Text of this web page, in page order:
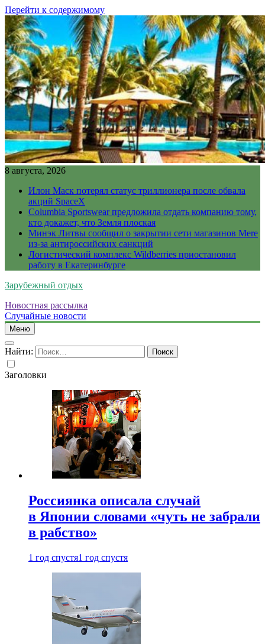
Перейти к содержимому
8 августа, 2026
Илон Маск потерял статус триллионера после обвала
акций SpaceX
Columbia Sportswear предложила отдать компанию тому,
кто докажет, что Земля плоская
Минэк Литвы сообщил о закрытии сети магазинов Mere
из-за антироссийских санкций
Логистический комплекс Wildberries приостановил
работу в Екатеринбурге
Зарубежный отдых
Новостная рассылка
Случайные новости
Меню
Найти:
Заголовки
Россиянка описала случай
в Японии словами «чуть не забрали
в рабство»
1 год спустя1 год спустя